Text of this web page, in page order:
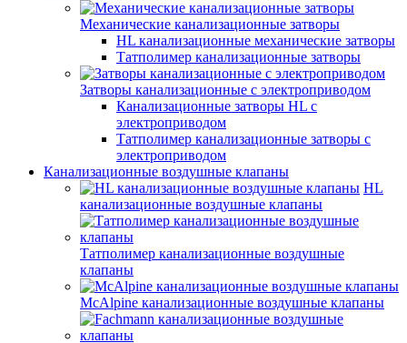
Механические канализационные затворы
HL канализационные механические затворы
Татполимер канализационные затворы
Затворы канализационные с электроприводом
Канализационные затворы HL с
электроприводом
Татполимер канализационные затворы с
электроприводом
Канализационные воздушные клапаны
HL
канализационные воздушные клапаны
Татполимер канализационные воздушные
клапаны
McAlpine канализационные воздушные клапаны